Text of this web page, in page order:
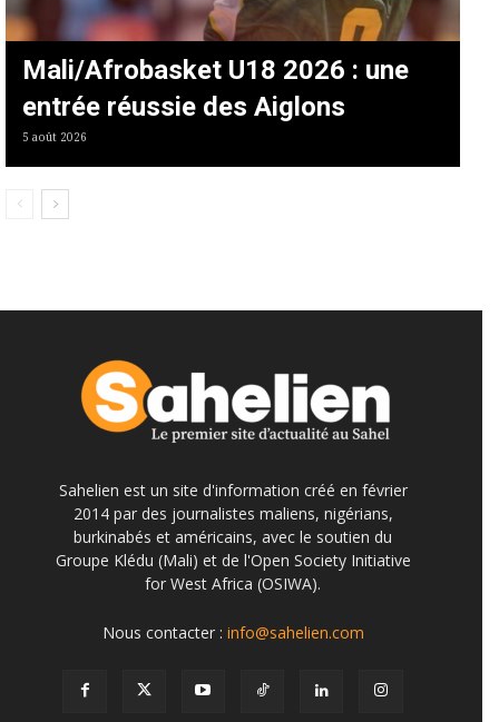
Mali/Afrobasket U18 2026 : une
entrée réussie des Aiglons
5 août 2026
Sahelien est un site d'information créé en février
2014 par des journalistes maliens, nigérians,
burkinabés et américains, avec le soutien du
Groupe Klédu (Mali) et de l'Open Society Initiative
for West Africa (OSIWA).
Nous contacter : info@sahelien.com